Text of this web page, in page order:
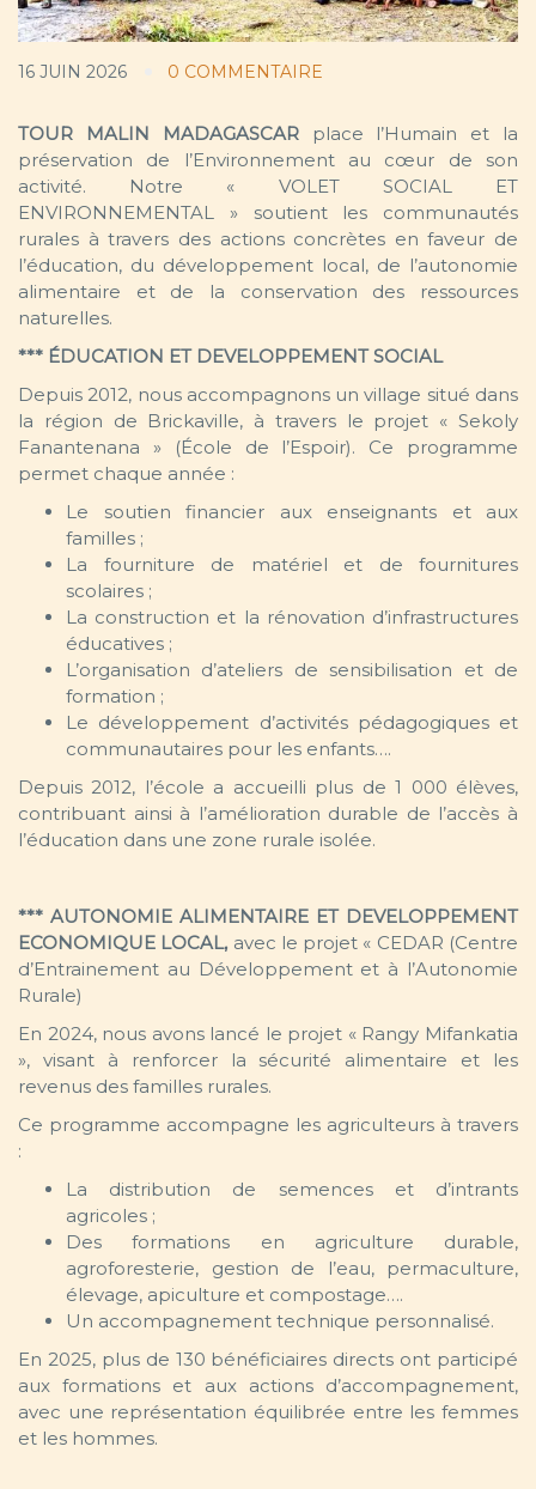
16 JUIN 2026 0 COMMENTAIRE
TOUR MALIN MADAGASCARplace l’Humain et la
préservation de l’Environnement au cœur de son
activité. Notre « VOLET SOCIAL ET
ENVIRONNEMENTAL » soutient les communautés
rurales à travers des actions concrètes en faveur de
l’éducation, du développement local, de l’autonomie
alimentaire et de la conservation des ressources
naturelles.
*** ÉDUCATION ET DEVELOPPEMENT SOCIAL
Depuis 2012, nous accompagnons un village situé dans
la région de Brickaville, à travers le projet « Sekoly
Fanantenana » (École de l’Espoir). Ce programme
permet chaque année :
Le soutien financier aux enseignants et aux
familles ;
La fourniture de matériel et de fournitures
scolaires ;
La construction et la rénovation d’infrastructures
éducatives ;
L’organisation d’ateliers de sensibilisation et de
formation ;
Le développement d’activités pédagogiques et
communautaires pour les enfants….
Depuis 2012, l’école a accueilli plus de 1 000 élèves,
contribuant ainsi à l’amélioration durable de l’accès à
l’éducation dans une zone rurale isolée.
*** AUTONOMIE ALIMENTAIRE ET DEVELOPPEMENT
ECONOMIQUE LOCAL, avec le projet « CEDAR (Centre
d’Entrainement au Développement et à l’Autonomie
Rurale)
En 2024, nous avons lancé le projet « Rangy Mifankatia
», visant à renforcer la sécurité alimentaire et les
revenus des familles rurales.
Ce programme accompagne les agriculteurs à travers
:
La distribution de semences et d’intrants
agricoles ;
Des formations en agriculture durable,
agroforesterie, gestion de l’eau, permaculture,
élevage, apiculture et compostage….
Un accompagnement technique personnalisé.
En 2025, plus de 130 bénéficiaires directs ont participé
aux formations et aux actions d’accompagnement,
avec une représentation équilibrée entre les femmes
et les hommes.